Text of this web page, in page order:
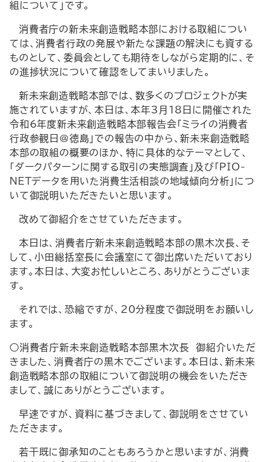
組について」です。
消費者庁の新未来創造戦略本部における取組につい
ては、消費者行政の発展や新たな課題の解決にも資する
ものとして、委員会としても期待をしながら定期的に、そ
の進捗状況について確認をしてまいりました。
新未来創造戦略本部では、数多くのプロジェクトが実
施されていますが、本日は、本年3月18日に開催された
令和6年度新未来創造戦略本部報告会「ミライの消費者
行政参観日@徳島」での報告の中から、新未来創造戦略
本部の取組の概要のほか、特に具体的なテーマとして、
「ダークパターンに関する取引の実態調査」及び「PIO-
NETデータを用いた消費生活相談の地域傾向分析」につ
いて御説明いただきたいと思います。
改めて御紹介をさせていただきます。
本日は、消費者庁新未来創造戦略本部の黒木次長、そ
して、小田総括室長に会議室にて御出席いただいており
ます。本日は、大変お忙しいところ、ありがとうございま
す。
それでは、恐縮ですが、20分程度で御説明をお願いし
ます。
○消費者庁新未来創造戦略本部黒木次長 御紹介いただ
きました、消費者庁の黒木でございます。本日は、新未来
創造戦略本部の取組について御説明の機会をいただき
まして、誠にありがとうございます。
早速ですが、資料に基づきまして、御説明をさせてい
ただきます。
若干既に御承知のこともあろうかと思いますが、消費